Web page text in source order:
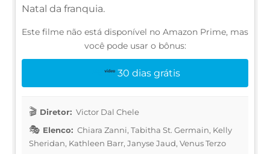
Natal da franquia.
Este filme não está disponível no Amazon Prime, mas
você pode usar o bônus:
30 dias grátis
Diretor: Victor Dal Chele
Elenco: Chiara Zanni, Tabitha St. Germain, Kelly
Sheridan, Kathleen Barr, Janyse Jaud, Venus Terzo